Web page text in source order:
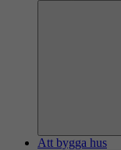
Att bygga hus